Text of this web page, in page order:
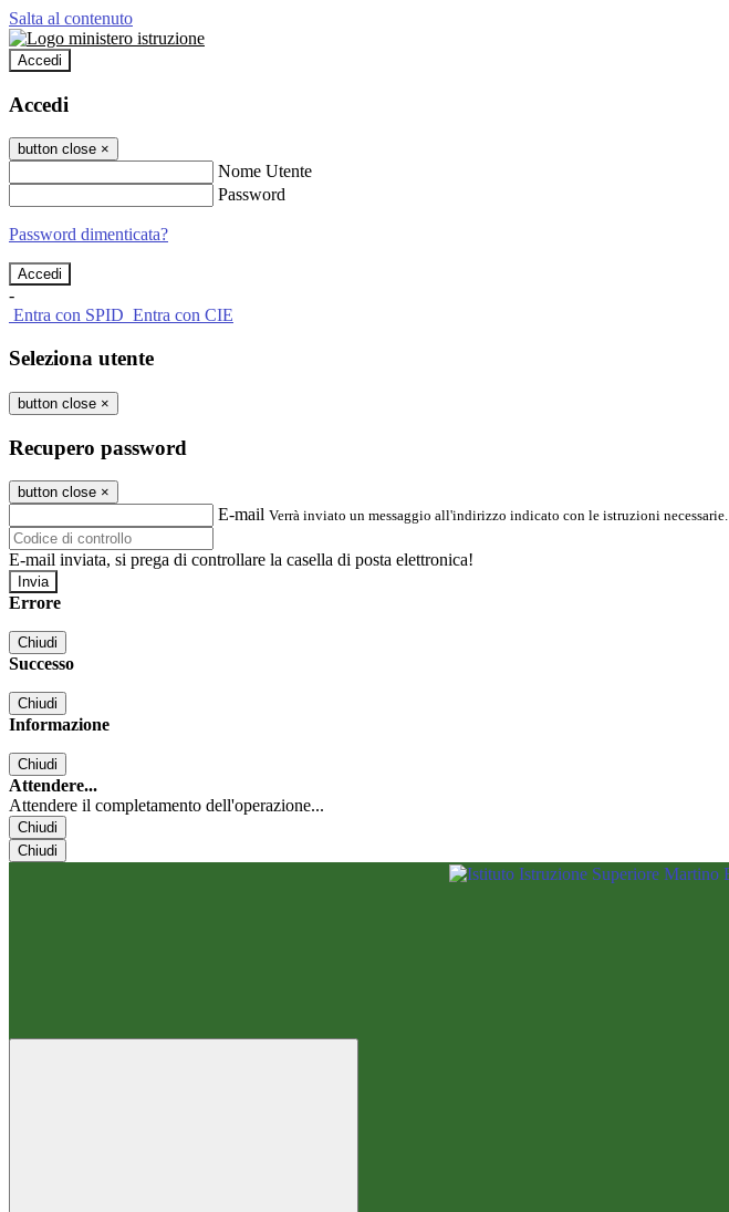
Salta al contenuto
Accedi
Accedi
button close ×
Nome Utente
Password
Password dimenticata?
-
Entra con SPID Entra con CIE
Seleziona utente
button close ×
Recupero password
button close ×
E-mail Verrà inviato un messaggio all'indirizzo indicato con le istruzioni necessarie.
E-mail inviata, si prega di controllare la casella di posta elettronica!
Errore
Chiudi
Successo
Chiudi
Informazione
Chiudi
Attendere...
Attendere il completamento dell'operazione...
Chiudi
Chiudi